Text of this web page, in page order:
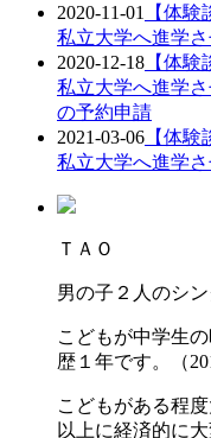
2020-11-01
【体
私立大学へ進学
2020-12-18 【体
私立大学へ進学
の予約申請
2021-03-06 【体
私立大学へ進学
ＴＡＯ
男の子２人のシン
こどもが中学生
歴１年です。（
こどもがある程
以上に経済的に